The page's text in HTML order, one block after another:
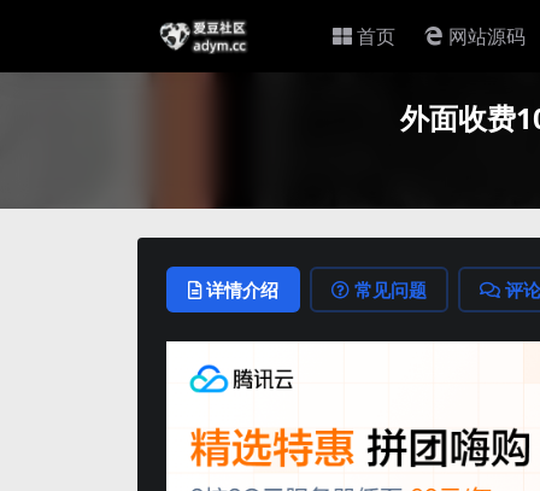
首页 网站源码
外面收费
详情介绍 常见问题 评